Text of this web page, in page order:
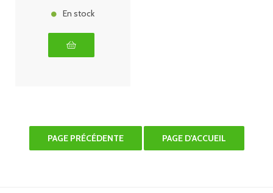
En stock